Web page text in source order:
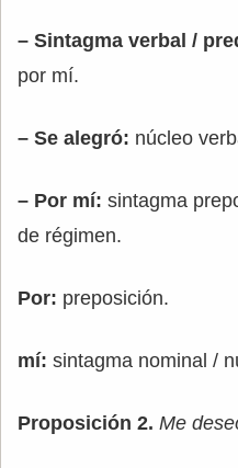
– Sintagma verbal /
por mí.
– Se alegró: núcleo
– Por mí: sintagma
de régimen.
Por: preposición.
mí: sintagma nominal /
Proposición 2. Me